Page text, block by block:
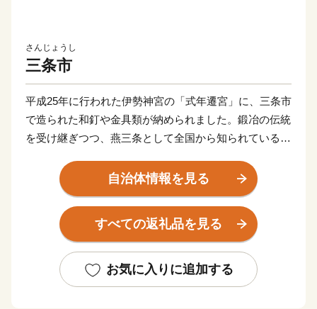
さんじょうし
三条市
平成25年に行われた伊勢神宮の「式年遷宮」に、三条市
で造られた和釘や金具類が納められました。鍛冶の伝統
を受け継ぎつつ、燕三条として全国から知られている
業工具、木工製品のほか、キッチン用品、大工道具、測
定器具、園芸用品、アウトドア用品、リビング用品、住
設機器などの金属加工を中心に多様な加工技術が集積し
ています。さらに、ものづくりで培われた技術がアウト
ドア用品やキャンプ用品を生産するメーカーが本社を置
き、キャンプ場も各所にあることから、アウトドアの聖
自治体情報を見る
すべての返礼品を見る
お気に入りに追加する